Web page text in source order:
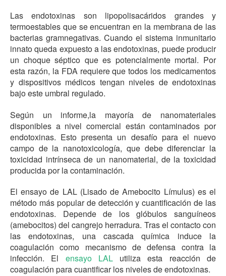
Las endotoxinas son lipopolisacáridos grandes y
termoestables que se encuentran en la membrana de las
bacterias gramnegativas. Cuando el sistema inmunitario
innato queda expuesto a las endotoxinas, puede producir
un choque séptico que es potencialmente mortal. Por
esta razón, la FDA requiere que todos los medicamentos
y dispositivos médicos tengan niveles de endotoxinas
bajo este umbral regulado.
Según un informe,la mayoría de nanomateriales
disponibles a nivel comercial están contaminados por
endotoxinas. Esto presenta un desafío para el nuevo
campo de la nanotoxicología, que debe diferenciar la
toxicidad intrínseca de un nanomaterial, de la toxicidad
producida por la contaminación.
El ensayo de LAL (Lisado de Amebocito Límulus) es el
método más popular de detección y cuantificación de las
endotoxinas. Depende de los glóbulos sanguíneos
(amebocitos) del cangrejo herradura. Tras el contacto con
las endotoxinas, una cascada química induce la
coagulación como mecanismo de defensa contra la
infección. El ensayo LALutiliza esta reacción de
coagulación para cuantificar los niveles de endotoxinas.